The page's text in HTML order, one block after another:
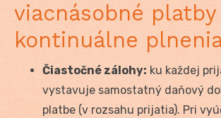
viacnásobné platby
kontinuálne
Čiastočné zálohy: ku každej
vystavuje samostatný daňový
platbe (v rozsahu prijatia). Pri